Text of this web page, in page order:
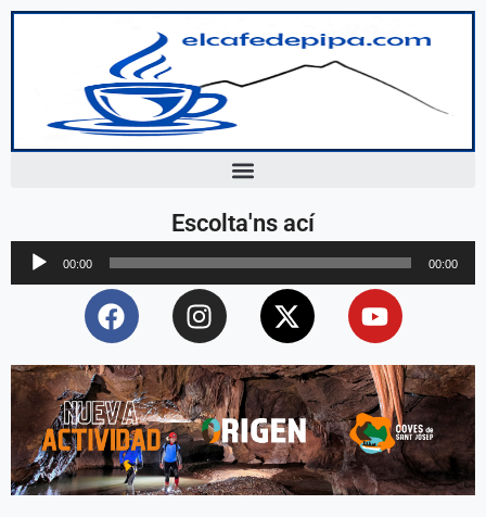
Escolta'ns ací
Reproductor
d'àudio
00:00 00:00